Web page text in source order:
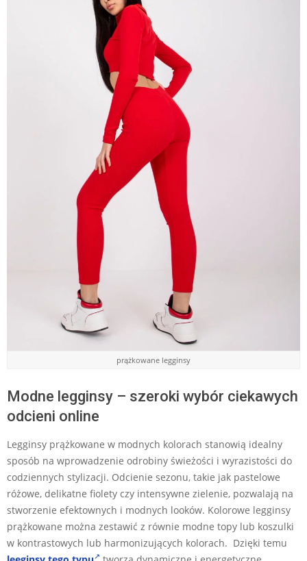
prążkowane legginsy
Modne legginsy – szeroki wybór ciekawych
odcieni online
Legginsy prążkowane w modnych kolorach stanowią idealny
sposób na wprowadzenie odrobiny świeżości i wyrazistości do
codziennych stylizacji. Odcienie sezonu, takie jak pastelowe
różowe, delikatne fiolety czy intensywne zielenie, pozwalają na
stworzenie efektownych i modnych looków. Kolorowe legginsy
prążkowane można zestawić z równie modne topy lub koszulki
w kontrastowych lub harmonizujących kolorach. Dzięki temu